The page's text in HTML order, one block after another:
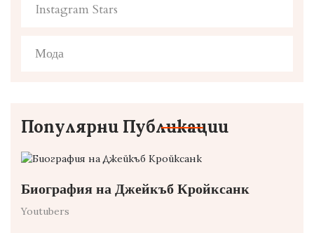
Instagram Stars
Мода
Популярни Публикации
Биография на Джейкъб Кройксанк
Youtubers